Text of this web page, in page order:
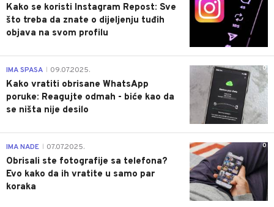
Kako se koristi Instagram Repost: Sve
što treba da znate o dijeljenju tuđih
objava na svom profilu
0
IMA SPASA 09.07.2025.
Kako vratiti obrisane WhatsApp
poruke: Reagujte odmah - biće kao da
se ništa nije desilo
0
IMA NADE 07.07.2025.
Obrisali ste fotografije sa telefona?
Evo kako da ih vratite u samo par
koraka